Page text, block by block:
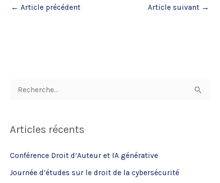
← Article précédent Article suivant →
h
c
Articles récents
Conférence Droit d’Auteur et IA générative
Journée d’études sur le droit de la cybersécurité